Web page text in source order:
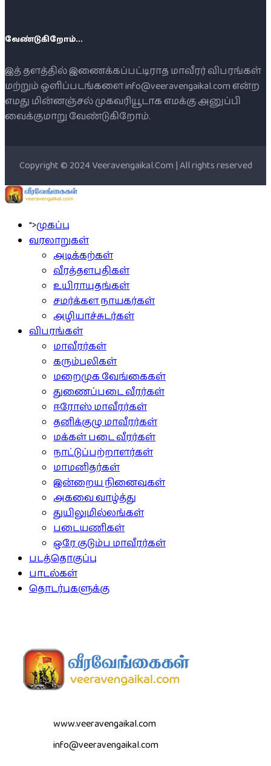
வேண்டுகிறோம்...
இத் தளத்தில் இணைக்கப்பட்டிராத மாவீரர் விபரங்கள்
மற்றும் ஒளிப்படங்களை info@veeravengaikal.com என்ற
எமது மின்னஞ்சல் முகவரியூடாக எமக்கு அனுப்பி
வைக்குமாறு வேண்டுகிறோம்.
Copyright © 2024 Veeravengaikal.Com | All rights reserved
">முகப்பு
வரலாறுகள்
அடிக்கற்கள்
வீரத்தளபதிகள்
உயிராயுதங்கள்
சமர்க்கள நாயகர்கள்
அழியாச்சுடர்கள்
விபரங்கள்
மாவீரர்கள்
கரும்புலிகள்
மறைமுக வேங்கைகள்
துணைப்படை வீரர்கள்
ஈரோஸ் மாவீரர்கள்
தனிக்குழு மாவீரர்கள்
மக்கள் படை வீரர்கள்
நாட்டுப்பற்றாளர்கள்
மாமனிதர்கள்
இன்றைய நினைவுகள்
அகவை வாழ்த்து
துயிலுமில்லங்கள்
படையணிகள்
ஒரே குடும்ப மாவீரர்கள்
படத்தொகுப்பு
பாடல்கள்
தொடர்புகளுக்கு
www.veeravengaikal.com
info@veeravengaikal.com